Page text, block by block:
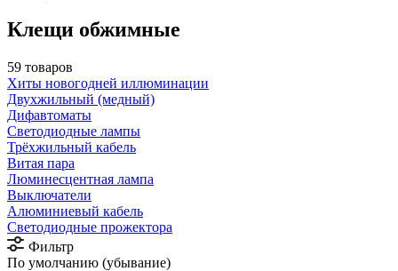
Клещи обжимные
59 товаров
Хиты новогодней иллюминации
Двухжильный (медный)
Дифавтоматы
Светодиодные лампы
Трёхжильный кабель
Витая пара
Люминесцентная лампа
Выключатели
Алюминиевый кабель
Светодиодные прожектора
Фильтр
По умолчанию (убывание)